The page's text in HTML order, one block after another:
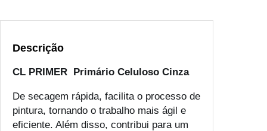
Descrição
CL PRIMER Primário Celuloso Cinza
De secagem rápida, facilita o processo de
pintura, tornando o trabalho mais ágil e
eficiente. Além disso, contribui para um